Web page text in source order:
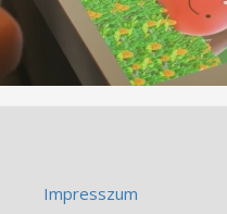
Impresszum